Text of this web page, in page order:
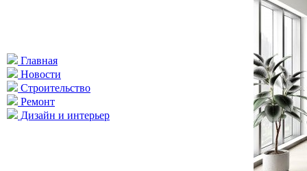
Главная
Новости
Строительство
Ремонт
Дизайн и интерьер